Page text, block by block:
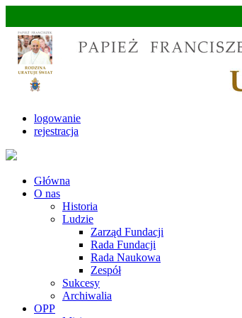
logowanie
rejestracja
Główna
O nas
Historia
Ludzie
Zarząd Fundacji
Rada Fundacji
Rada Naukowa
Zespół
Sukcesy
Archiwalia
OPP